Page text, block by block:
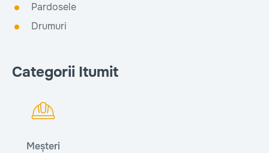
Pardosele
Drumuri
Categorii Itumit
Meșteri